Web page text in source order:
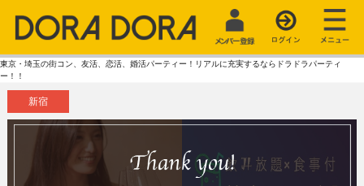
東京・埼玉の街コン、友活、恋活、婚活パーティー！リアルに充実するならドラドラパーティ
ー！！
新宿